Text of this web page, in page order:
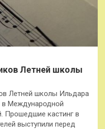
Летней школы
Летней школы Ильдара
Международной
Прошедшие кастинг в
выступили перед